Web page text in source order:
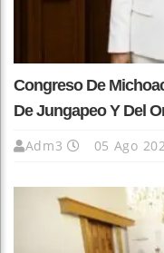
Congreso De
De Jungapeo Y Del
Adm3 05 Ago